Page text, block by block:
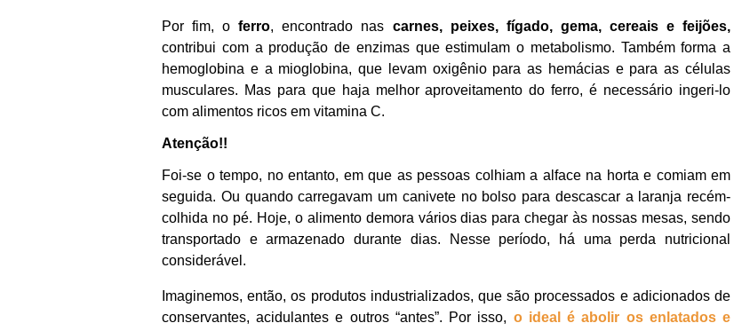
Por fim, o ferro, encontrado nas carnes, peixes, fígado, gema, cereais e feijões,
contribui com a produção de enzimas que estimulam o metabolismo. Também forma a
hemoglobina e a mioglobina, que levam oxigênio para as hemácias e para as células
musculares. Mas para que haja melhor aproveitamento do ferro, é necessário ingeri-lo
com alimentos ricos em vitamina C.
Atenção!!
Foi-se o tempo, no entanto, em que as pessoas colhiam a alface na horta e comiam em
seguida. Ou quando carregavam um canivete no bolso para descascar a laranja recém-
colhida no pé. Hoje, o alimento demora vários dias para chegar às nossas mesas, sendo
transportado e armazenado durante dias. Nesse período, há uma perda nutricional
considerável.
Imaginemos, então, os produtos industrializados, que são processados e adicionados de
conservantes, acidulantes e outros “antes”. Por isso, o ideal é abolir os enlatados e